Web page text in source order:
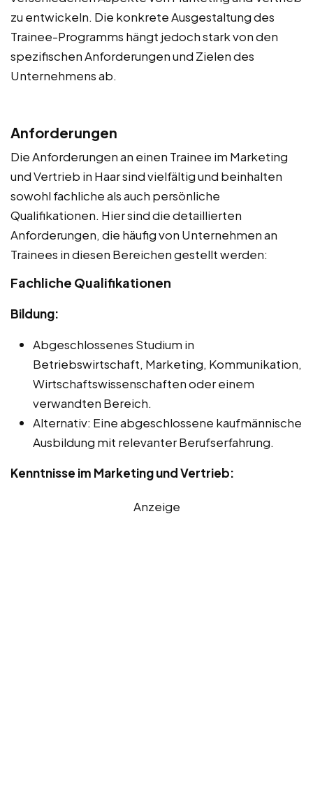
zu entwickeln. Die konkrete Ausgestaltung des
Trainee-Programms hängt jedoch stark von den
spezifischen Anforderungen und Zielen des
Unternehmens ab.
Anforderungen
Die Anforderungen an einen Trainee im Marketing
und Vertrieb in Haar sind vielfältig und beinhalten
sowohl fachliche als auch persönliche
Qualifikationen. Hier sind die detaillierten
Anforderungen, die häufig von Unternehmen an
Trainees in diesen Bereichen gestellt werden:
Fachliche Qualifikationen
Bildung:
Abgeschlossenes Studium in
Betriebswirtschaft, Marketing, Kommunikation,
Wirtschaftswissenschaften oder einem
verwandten Bereich.
Alternativ: Eine abgeschlossene kaufmännische
Ausbildung mit relevanter Berufserfahrung.
Kenntnisse im Marketing und Vertrieb:
Anzeige